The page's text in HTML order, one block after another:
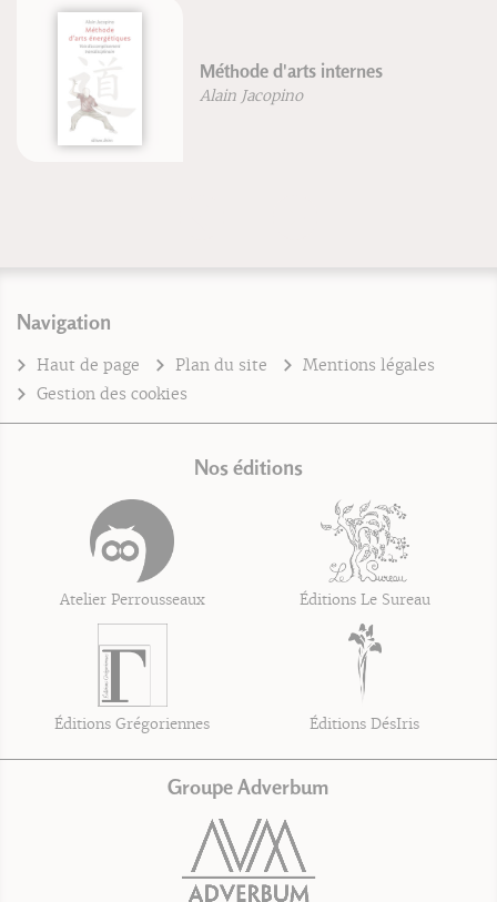
Méthode d'arts internes
Alain Jacopino
Navigation
Haut de page Plan du site
Mentions légales
Gestion des cookies
Nos éditions
Atelier Perrousseaux Éditions Le Sureau
Éditions Grégoriennes Éditions DésIris
Groupe Adverbum